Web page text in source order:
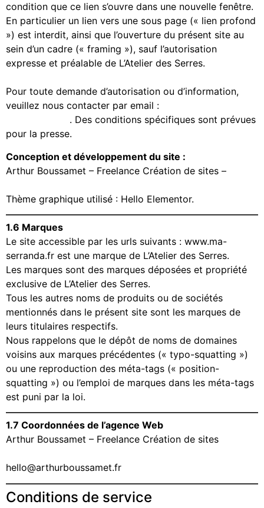
condition que ce lien s’ouvre dans une nouvelle fenêtre.
En particulier un lien vers une sous page (« lien profond
») est interdit, ainsi que l’ouverture du présent site au
sein d’un cadre (« framing »), sauf l’autorisation
expresse et préalable de L’Atelier des Serres.
Pour toute demande d’autorisation ou d’information,
veuillez nous contacter par email :
. Des conditions spécifiques sont prévues
pour la presse.
Conception et développement du site :
Arthur Boussamet – Freelance Création de sites –
Thème graphique utilisé : Hello Elementor.
1.6 Marques
Le site accessible par les urls suivants : www.ma-
serranda.fr est une marque de L’Atelier des Serres.
Les marques sont des marques déposées et propriété
exclusive de L’Atelier des Serres.
Tous les autres noms de produits ou de sociétés
mentionnés dans le présent site sont les marques de
leurs titulaires respectifs.
Nous rappelons que le dépôt de noms de domaines
voisins aux marques précédentes (« typo-squatting »)
ou une reproduction des méta-tags (« position-
squatting ») ou l’emploi de marques dans les méta-tags
est puni par la loi.
1.7 Coordonnées de l’agence Web
Arthur Boussamet – Freelance Création de sites
hello@arthurboussamet.fr
Conditions de service